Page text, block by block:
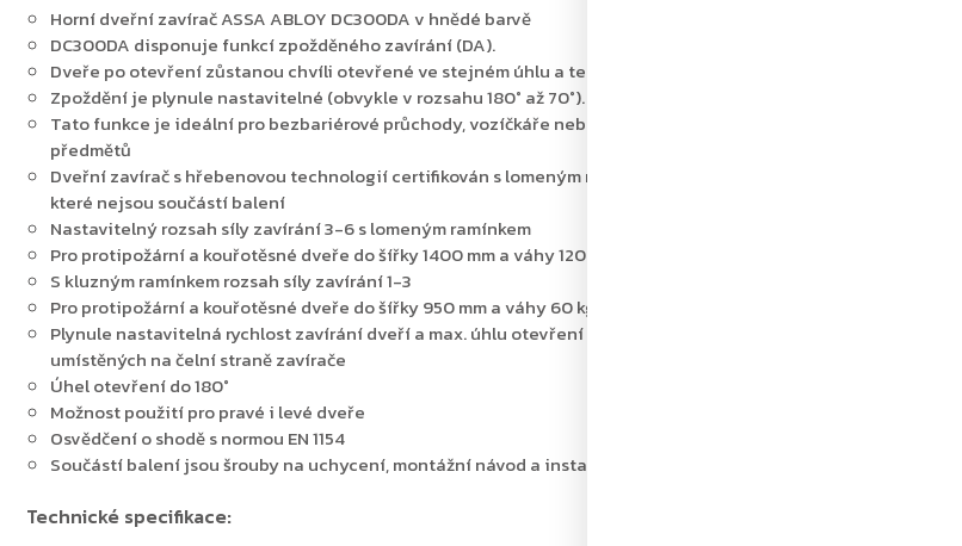
Horní dveřní zavírač ASSA ABLOY DC300DA v hnědé barvě
DC300DA disponuje funkcí zpožděného zavírání (DA).
Dveře po otevření zůstanou chvíli otevřené ve stejném úhlu a teprve poté se začnou pomalu zavírat
Zpoždění je plynule nastavitelné (obvykle v rozsahu 180° až 70°).
Tato funkce je ideální pro bezbariérové průchody, vozíčkáře nebo pro pohodlné přenášení rozměrnějších
předmětů
Dveřní zavírač s hřebenovou technologií certifikován s lomeným ramínkem L190 a kluznými ramínky G193 a G195,
které nejsou součástí balení
Nastavitelný rozsah síly zavírání 3-6 s lomeným ramínkem
Pro protipožární a kouřotěsné dveře do šířky 1400 mm a váhy 120 kg
S kluzným ramínkem rozsah síly zavírání 1-3
Pro protipožární a kouřotěsné dveře do šířky 950 mm a váhy 60 kg
Plynule nastavitelná rychlost zavírání dveří a max. úhlu otevření (back-check) se provádí pomocí ventilů
umístěných na čelní straně zavírače
Úhel otevření do 180°
Možnost použití pro pravé i levé dveře
Osvědčení o shodě s normou EN 1154
Součástí balení jsou šrouby na uchycení, montážní návod a instalační šablona
Technické specifikace:
Zpět do obchodu